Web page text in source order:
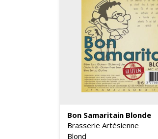
Bon Samaritain Blonde
Brasserie Artésienne
Blond